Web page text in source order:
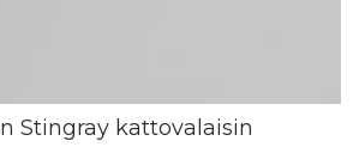
Stingray kattovalaisin